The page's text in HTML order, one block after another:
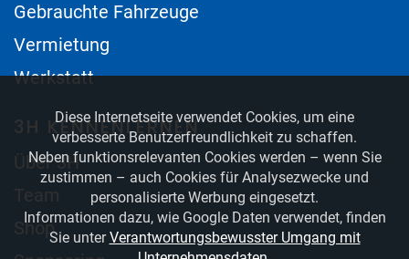
Gebrauchte Fahrzeuge
Vermietung
Werkstatt
3H KENNENLERNEN
Über 3H
Team
Shop
Diese Internetseite verwendet Cookies, um eine
verbesserte Benutzerfreundlichkeit zu schaffen.
Neben funktionsrelevanten Cookies werden – wenn Sie
zustimmen – auch Cookies für Analysezwecke und
personalisierte Werbung eingesetzt.
Informationen dazu, wie Google Daten verwendet, finden
Sie unterVerantwortungsbewusster Umgang mit